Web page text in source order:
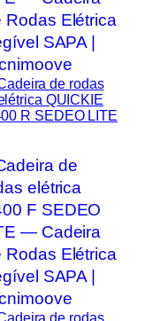
de rodas
QUICKIE
R SEDEO LITE
de rodas